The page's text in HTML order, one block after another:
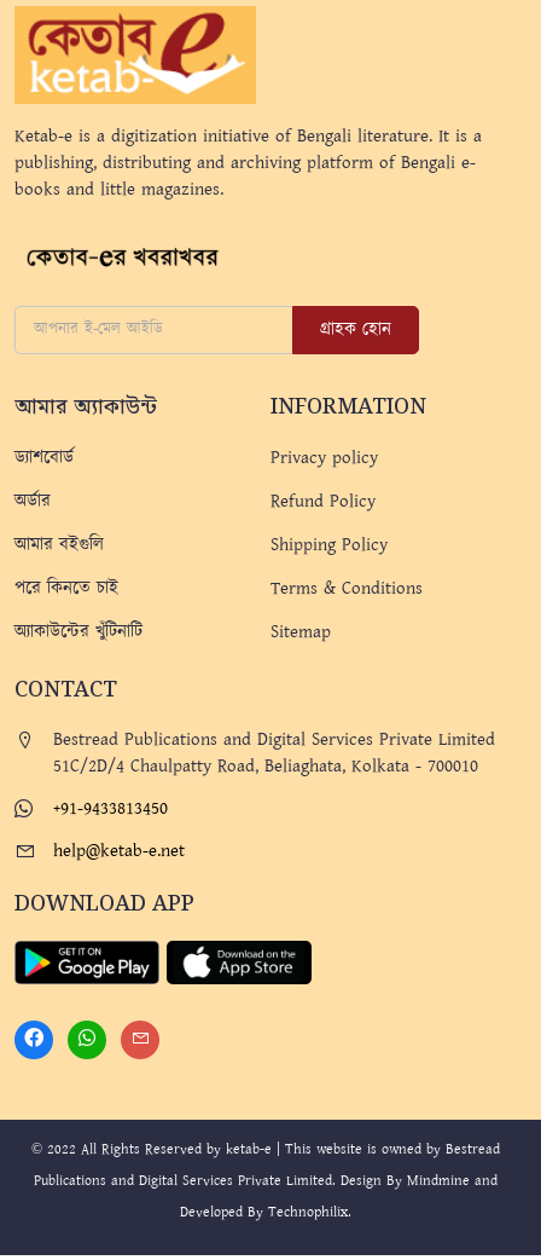
Ketab-e is a digitization initiative of Bengali literature. It is a
publishing, distributing and archiving platform of Bengali e-
books and little magazines.
গ্রাহক হোন
আমার অ্যাকাউন্ট
ড্যাশবোর্ড
অর্ডার
আমার বইগুলি
পরে কিনতে চাই
অ্যাকাউন্টের খুঁটিনাটি
INFORMATION
Privacy policy
Refund Policy
Shipping Policy
Terms & Conditions
Sitemap
CONTACT
Bestread Publications and Digital Services Private Limited
51C/2D/4 Chaulpatty Road, Beliaghata, Kolkata - 700010
+91-9433813450
help@ketab-e.net
DOWNLOAD APP
© 2022 All Rights Reserved by ketab-e | This website is owned by Bestread
Publications and Digital Services Private Limited. Design By Mindmine and
Developed By Technophilix.